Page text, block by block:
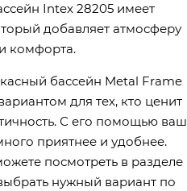
Intex 28205 имеет
добавляет атмосферу
комфорта.
бассейн Metal Frame
для тех, кто ценит
С его помощью ваш
приятнее и удобнее.
посмотреть в разделе
нужный вариант по